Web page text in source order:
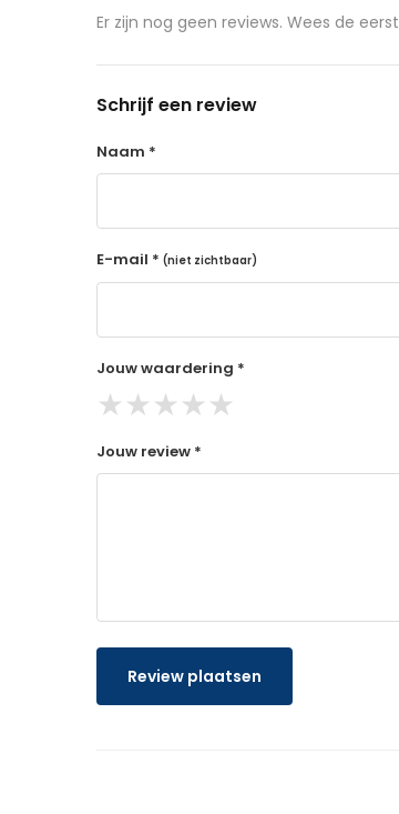
aangeschafte product terug naar
14 dagen retourtermijn
Binnen 14 dagen een
De terugbetaling wordt gedaan
Er zijn nog geen reviews. Wees de
Schrijf een review
Naam *
E-mail * (niet zichtbaar)
Jouw waardering *
★★★★★
Jouw review *
Review plaatsen